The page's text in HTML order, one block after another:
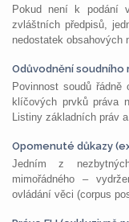
Pokud není k podání
zvláštních předpisů,
nedostatek obsahových
Odůvodnění
Povinnost soudů řádně
klíčových prvků práva
Listiny základních práv
Opomenuté důkazy
Jedním z
mimořádného –
ovládání věci (corpus